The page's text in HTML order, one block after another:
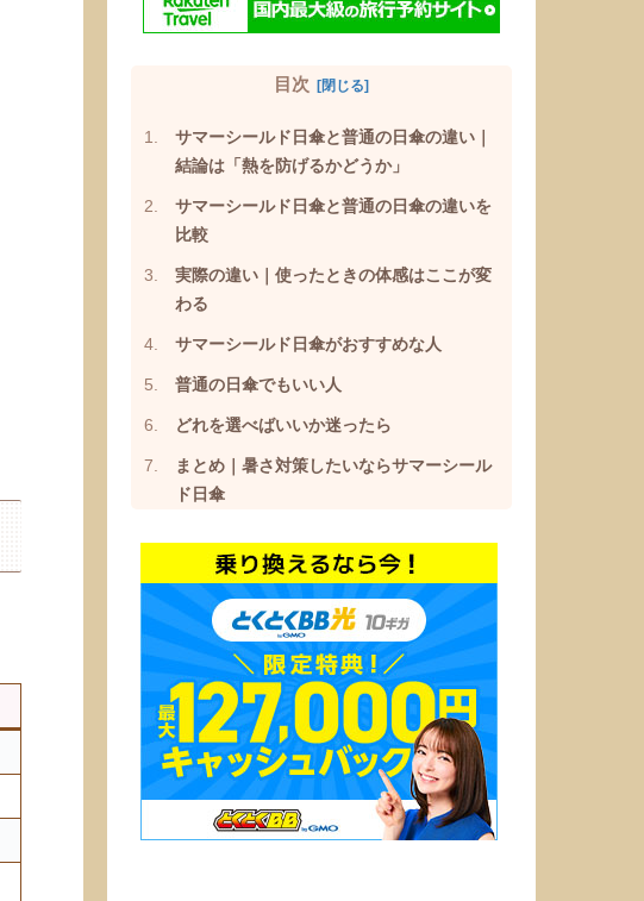
目次
サマーシールド日傘と普通の日傘の違い｜
結論は「熱を防げるかどうか」
サマーシールド日傘と普通の日傘の違いを
比較
実際の違い｜使ったときの体感はここが変
わる
サマーシールド日傘がおすすめな人
普通の日傘でもいい人
どれを選べばいいか迷ったら
まとめ｜暑さ対策したいならサマーシール
ド日傘